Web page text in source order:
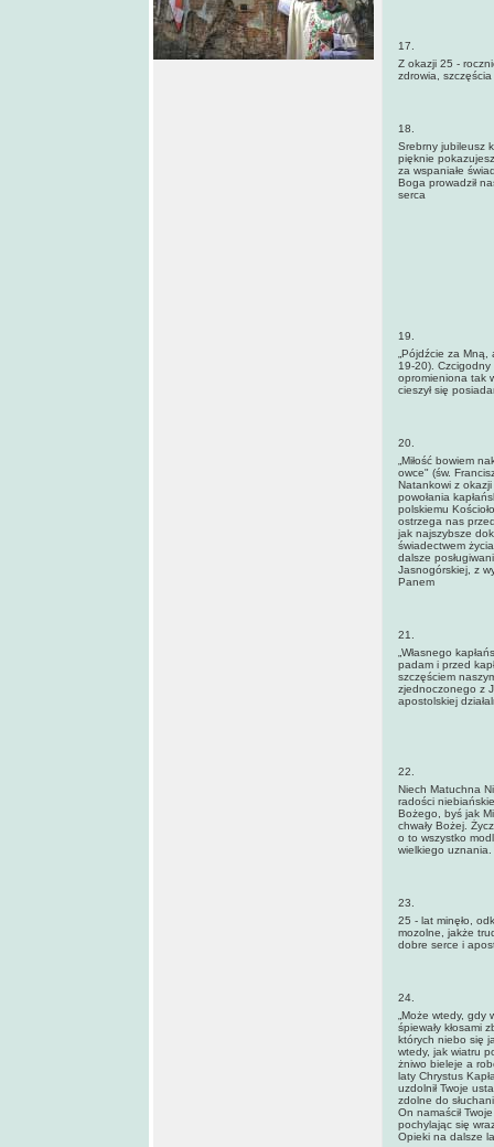
17.
Z okazji 25 -
zdrowia,
18.
Srebrny jubileusz
pięknie
za wspaniałe
Boga prowadził
serca
19.
„Pójdźcie za
19-20).
opromieniona tak
cieszył się
20.
„Miłość bowiem
owce" (św.
Natankowi z
powołania
polskiemu
ostrzega nas
jak najszybsze
świadectwem
dalsze
Jasnogórskiej, z
Panem
21.
„Własnego
padam i przed
szczęściem
zjednoczonego z
apostolskiej
22.
Niech Matuchna
radości
Bożego, byś jak
chwały Bożej.
o to wszystko
wielkiego uznania.
23.
25 - lat minęło,
mozolne, jakże
dobre serce i
24.
„Może wtedy, gdy
śpiewały kłosami
których niebo się
wtedy, jak wiatru
żniwo bieleje a
laty Chrystus
uzdolnił Twoje
zdolne do
On namaścił
pochylając się
Opieki na dalsze